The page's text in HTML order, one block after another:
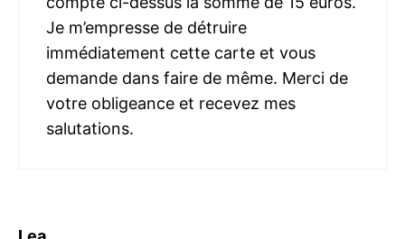
Je m’empresse de détruire
immédiatement cette carte et vous
demande dans faire de même. Merci de
votre obligeance et recevez mes
salutations.